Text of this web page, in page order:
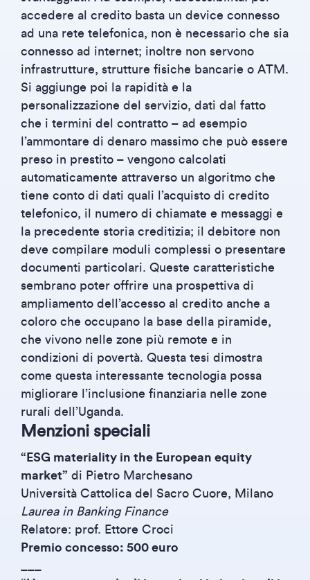
accedere al credito basta un device connesso
ad una rete telefonica, non è necessario che sia
connesso ad internet; inoltre non servono
infrastrutture, strutture fisiche bancarie o ATM.
Si aggiunge poi la rapidità e la
personalizzazione del servizio, dati dal fatto
che i termini del contratto – ad esempio
l’ammontare di denaro massimo che può essere
preso in prestito – vengono calcolati
automaticamente attraverso un algoritmo che
tiene conto di dati quali l’acquisto di credito
telefonico, il numero di chiamate e messaggi e
la precedente storia creditizia; il debitore non
deve compilare moduli complessi o presentare
documenti particolari. Queste caratteristiche
sembrano poter offrire una prospettiva di
ampliamento dell’accesso al credito anche a
coloro che occupano la base della piramide,
che vivono nelle zone più remote e in
condizioni di povertà. Questa tesi dimostra
come questa interessante tecnologia possa
migliorare l’inclusione finanziaria nelle zone
rurali dell’Uganda.
Menzioni speciali
“ESG materiality in the European equity
market” di Pietro Marchesano
Università Cattolica del Sacro Cuore, Milano
Laurea in Banking Finance
Relatore: prof. Ettore Croci
Premio concesso: 500 euro